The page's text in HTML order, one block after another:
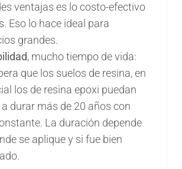
ventajas es lo costo-efectivo
Eso lo hace ideal para
grandes.
, mucho tiempo de vida:
que los suelos de resina, en
los de resina epoxi puedan
a durar más de 20 años con
La duración depende
se aplique y si fue bien